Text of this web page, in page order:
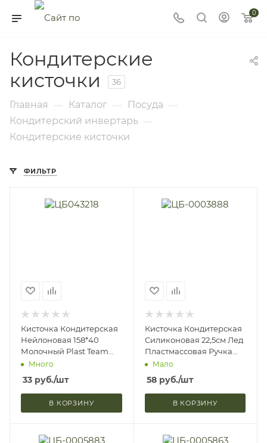
0
Кондитерские
кисточки
36
Главная — Каталог — Посуда —
Кондитерский инвертарь —
Кондитерские кисточки
ФИЛЬТР
Кисточка Кондитерская
Нейлоновая 158*40
Молочный Plast Team
PT-6545 (24)
Много
33 руб./шт
В КОРЗИНУ
Кисточка Кондитерская
Силиконовая 22,5см Лед
Пластмассовая Ручка
Микс Доляна 557643
Мало
58руб./шт
В КОРЗИНУ